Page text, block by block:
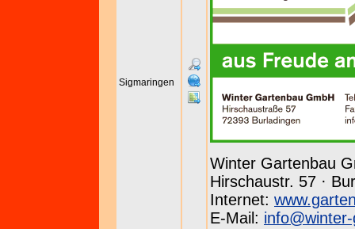
Sigmaringen
Winter Gartenbau
Hirschaustr. 57 ·
Internet:
E-Mail: